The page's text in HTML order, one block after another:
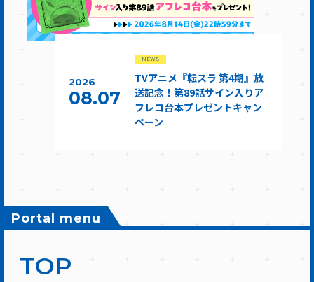
2026
08.07
NEWS
TVアニメ『転スラ 第4期』放
送記念！第89話サイン入りア
フレコ台本プレゼントキャン
ペーン
Portal menu
TOP